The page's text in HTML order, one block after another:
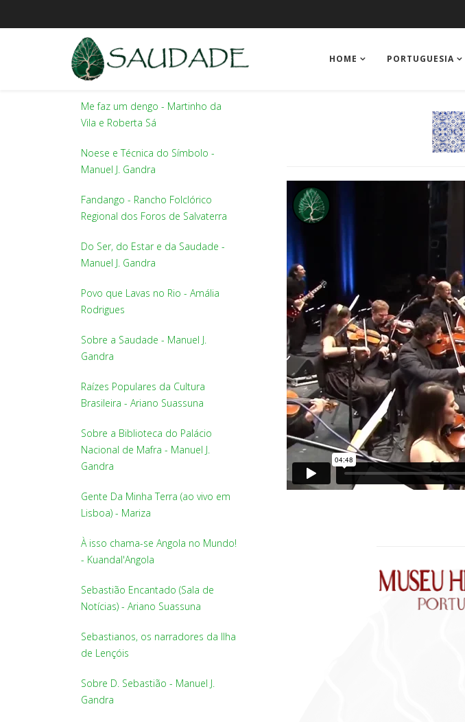
HOME PORTUGUESIA
Me faz um dengo - Martinho da
Vila e Roberta Sá
Noese e Técnica do Símbolo -
Manuel J. Gandra
Fandango - Rancho Folclórico
Regional dos Foros de Salvaterra
Do Ser, do Estar e da Saudade -
Manuel J. Gandra
Povo que Lavas no Rio - Amália
Rodrigues
Sobre a Saudade - Manuel J.
Gandra
Raízes Populares da Cultura
Brasileira - Ariano Suassuna
Sobre a Biblioteca do Palácio
Nacional de Mafra - Manuel J.
Gandra
Gente Da Minha Terra (ao vivo em
Lisboa) - Mariza
À isso chama-se Angola no Mundo!
- Kuandal'Angola
Sebastião Encantado (Sala de
Notícias) - Ariano Suassuna
Sebastianos, os narradores da Ilha
de Lençóis
Sobre D. Sebastião - Manuel J.
Gandra